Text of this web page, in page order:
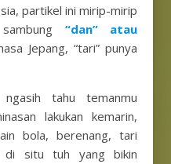
partikel ini mirip-mirip
“dan” atau
Jepang, “tari” punya
ngasih tahu temanmu
lakukan kemarin,
bola, berenang, tari
di situ tuh yang bikin